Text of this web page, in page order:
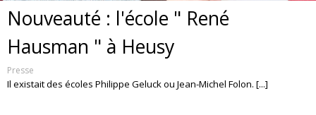
Nouveauté : l'école " René
Hausman " à Heusy
Presse
Il existait des écoles Philippe Geluck ou Jean-Michel Folon. [...]